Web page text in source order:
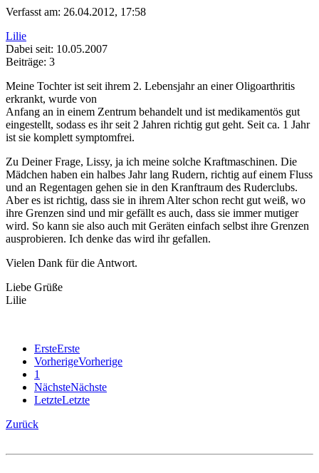
Verfasst am: 26.04.2012, 17:58
Lilie
Dabei seit: 10.05.2007
Beiträge: 3
Meine Tochter ist seit ihrem 2. Lebensjahr an einer Oligoarthritis
erkrankt, wurde von
Anfang an in einem Zentrum behandelt und ist medikamentös gut
eingestellt, sodass es ihr seit 2 Jahren richtig gut geht. Seit ca. 1 Jahr
ist sie komplett symptomfrei.
Zu Deiner Frage, Lissy, ja ich meine solche Kraftmaschinen. Die
Mädchen haben ein halbes Jahr lang Rudern, richtig auf einem Fluss
und an Regentagen gehen sie in den Kranftraum des Ruderclubs.
Aber es ist richtig, dass sie in ihrem Alter schon recht gut weiß, wo
ihre Grenzen sind und mir gefällt es auch, dass sie immer mutiger
wird. So kann sie also auch mit Geräten einfach selbst ihre Grenzen
ausprobieren. Ich denke das wird ihr gefallen.
Vielen Dank für die Antwort.
Liebe Grüße
Lilie
ErsteErste
VorherigeVorherige
1
NächsteNächste
LetzteLetzte
Zurück